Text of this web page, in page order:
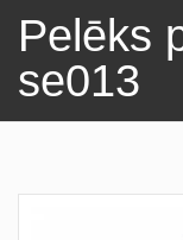
Pelēks
se013